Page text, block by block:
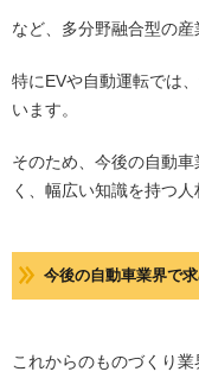
など、多分野融合型の産
特にEVや自動運転では
います。
そのため、今後の自動
く、幅広い知識を持つ人
今後の自動車業界で
これからのものづくり業